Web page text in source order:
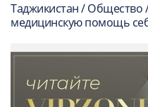
Таджикистан / Общество
медицинскую помощь